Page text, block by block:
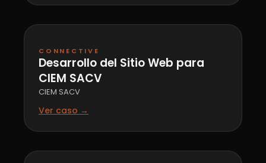
CONNECTIVE
Desarrollo del Sitio Web para
CIEM SACV
CIEM SACV
Ver caso →